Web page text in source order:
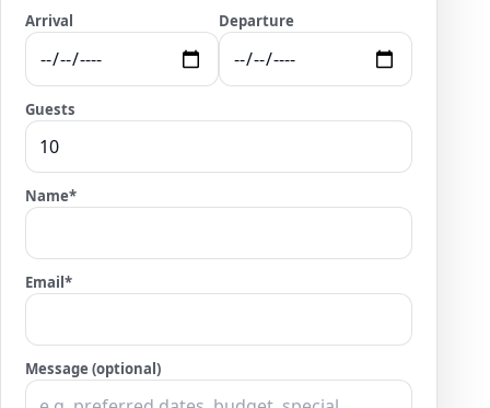
Arrival Departure
Guests
Name*
Email*
Message (optional)